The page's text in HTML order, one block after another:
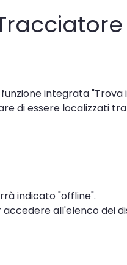
integrata "Trova
di essere localizzati
indicato "offline".
all'elenco dei